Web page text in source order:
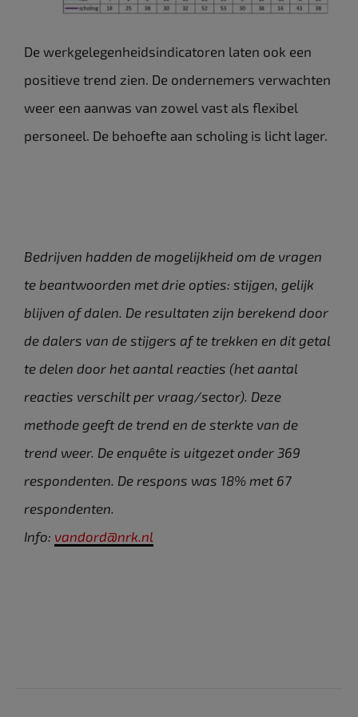
De werkgelegenheidsindicatoren laten ook een
positieve trend zien. De ondernemers verwachten
weer een aanwas van zowel vast als flexibel
personeel. De behoefte aan scholing is licht lager.
Bedrijven hadden de mogelijkheid om de vragen
te beantwoorden met drie opties: stijgen, gelijk
blijven of dalen. De resultaten zijn berekend door
de dalers van de stijgers af te trekken en dit getal
te delen door het aantal reacties (het aantal
reacties verschilt per vraag/sector). Deze
methode geeft de trend en de sterkte van de
trend weer. De enquête is uitgezet onder 369
respondenten. De respons was 18% met 67
respondenten.
Info: vandord@nrk.nl